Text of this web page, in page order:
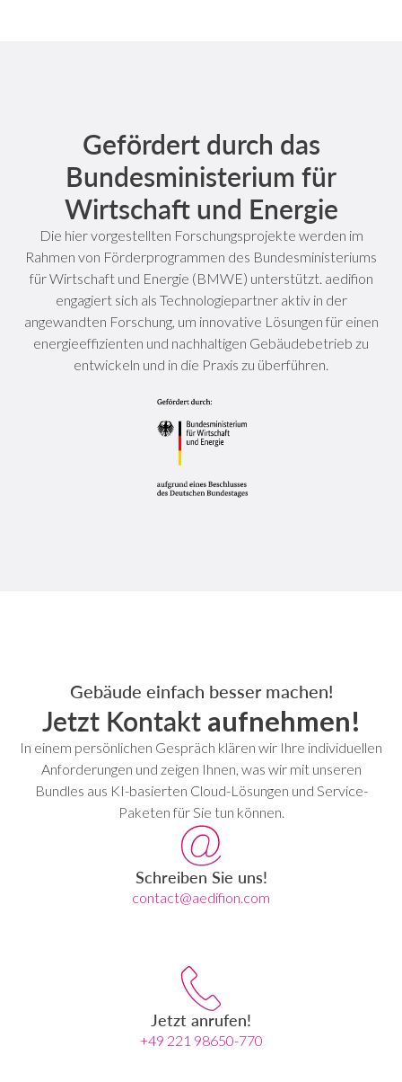
Gefördert durch das
Bundesministerium für
Wirtschaft und Energie
Die hier vorgestellten Forschungsprojekte werden im
Rahmen von Förderprogrammen des Bundesministeriums
für Wirtschaft und Energie (BMWE) unterstützt. aedifion
engagiert sich als Technologiepartner aktiv in der
angewandten Forschung, um innovative Lösungen für einen
energieeffizienten und nachhaltigen Gebäudebetrieb zu
entwickeln und in die Praxis zu überführen.
Gebäude einfach besser machen!
Jetzt Kontakt aufnehmen!
In einem persönlichen Gespräch klären wir Ihre individuellen
Anforderungen und zeigen Ihnen, was wir mit unseren
Bundles aus KI-basierten Cloud-Lösungen und Service-
Paketen für Sie tun können.
Schreiben Sie uns!
contact@aedifion.com
Jetzt anrufen!
+49 221 98650-770